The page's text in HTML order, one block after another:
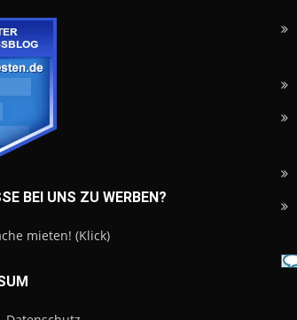
BEI UNS ZU WERBEN?
mieten! (Klick)